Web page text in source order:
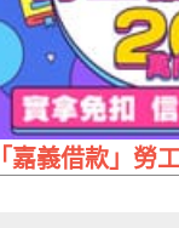
「嘉義借款」勞